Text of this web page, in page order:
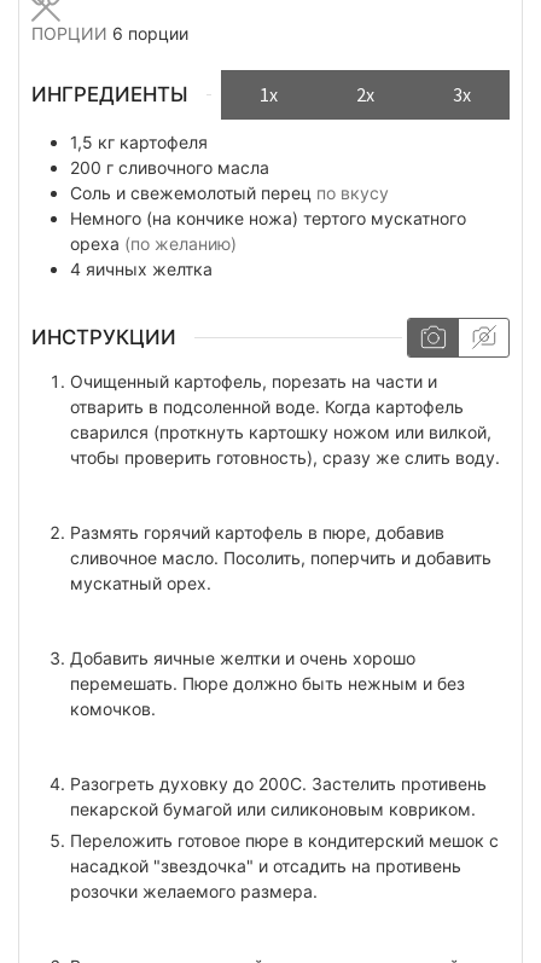
ПОРЦИИ 6 порции
ИНГРЕДИЕНТЫ 1x 2x 3x
1,5 кг картофеля
200 г сливочного масла
Соль и свежемолотый перец по вкусу
Немного (на кончике ножа) тертого мускатного
ореха (по желанию)
4 яичных желтка
ИНСТРУКЦИИ
Очищенный картофель, порезать на части и
отварить в подсоленной воде. Когда картофель
сварился (проткнуть картошку ножом или вилкой,
чтобы проверить готовность), сразу же слить воду.
Размять горячий картофель в пюре, добавив
сливочное масло. Посолить, поперчить и добавить
мускатный орех.
Добавить яичные желтки и очень хорошо
перемешать. Пюре должно быть нежным и без
комочков.
Разогреть духовку до 200С. Застелить противень
пекарской бумагой или силиконовым ковриком.
Переложить готовое пюре в кондитерский мешок с
насадкой "звездочка" и отсадить на противень
розочки желаемого размера.